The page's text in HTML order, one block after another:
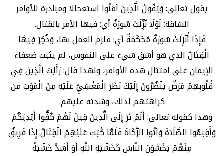
يقول تعالى: وَيَقُولُ الَّذِينَ آمَنُوا استعجالا ومبادرة للأوامر
الشاقة: لَوْلَا نُزِّلَتْ سُورَةٌ أي: فيها الأمر بالقتال.
فَإِذَا أُنْزِلَتْ سُورَةٌ مُحْكَمَةٌ أي: ملزم العمل بها، وَذُكِرَ فِيهَا
الْقِتَالُ الذي هو أشق شيء على النفوس، لم يثبت ضعفاء
الإيمان على امتثال هذه الأوامر، ولهذا قال: رَأَيْتَ الَّذِينَ فِي
قُلُوبِهِمْ مَرَضٌ يَنْظُرُونَ إِلَيْكَ نَظَرَ الْمَغْشِيِّ عَلَيْهِ مِنَ الْمَوْتِ من
كراهتهم لذلك، وشدته عليهم.
وهذا كقوله تعالى: أَلَمْ تَرَ إِلَى الَّذِينَ قِيلَ لَهُمْ كُفُّوا أَيْدِيَكُمْ
وَأَقِيمُوا الصَّلَاةَ وَآتُوا الزَّكَاةَ فَلَمَّا كُتِبَ عَلَيْهِمُ الْقِتَالُ إِذَا فَرِيقٌ
مِنْهُمْ يَخْشَوْنَ النَّاسَ كَخَشْيَةِ اللَّهِ أَوْ أَشَدَّ خَشْيَةً